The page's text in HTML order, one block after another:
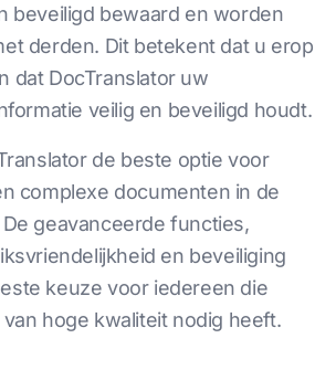
beveiligd bewaard en worden
derden. Dit betekent dat u erop
dat DocTranslator uw
veilig en beveiligd houdt.
de beste optie voor
complexe documenten in de
De geavanceerde functies,
en beveiliging
keuze voor iedereen die
hoge kwaliteit nodig heeft.